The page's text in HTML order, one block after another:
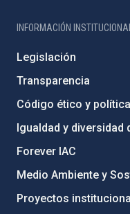
INFORMACIÓN INSTITUCIONAL
Legislación
Transparencia
Código ético y
Igualdad y diversidad
Forever IAC
Medio Ambiente y
Proyectos